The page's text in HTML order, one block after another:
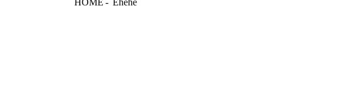
HOME Ehehe